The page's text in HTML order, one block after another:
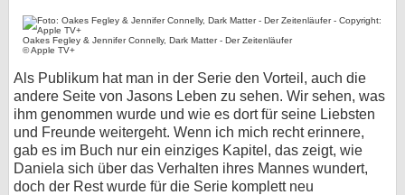
Oakes Fegley & Jennifer Connelly, Dark Matter - Der Zeitenläufer
© Apple TV+
Als Publikum hat man in der Serie den Vorteil, auch die
andere Seite von Jasons Leben zu sehen. Wir sehen, was
ihm genommen wurde und wie es dort für seine Liebsten
und Freunde weitergeht. Wenn ich mich recht erinnere,
gab es im Buch nur ein einziges Kapitel, das zeigt, wie
Daniela sich über das Verhalten ihres Mannes wundert,
doch der Rest wurde für die Serie komplett neu